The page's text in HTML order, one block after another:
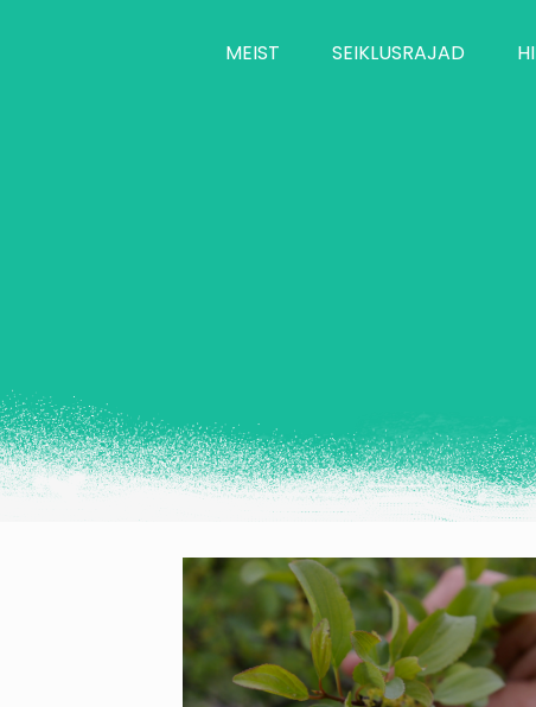
MEIST SEIKLUSRAJAD